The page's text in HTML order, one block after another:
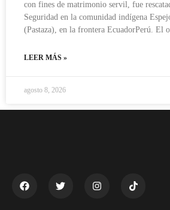
con fines de matrimonio servil, fue
Seguridad en la comunidad indígena
(Pastaza), en la frontera EcuadorPerú. El
LEER MÁS »
agosto 8, 2026